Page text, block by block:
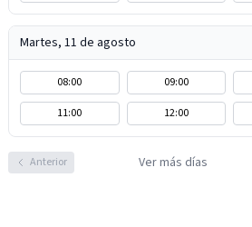
Martes, 11 de agosto
08:00 09:00
11:00
12:00
Anterior Ver más días